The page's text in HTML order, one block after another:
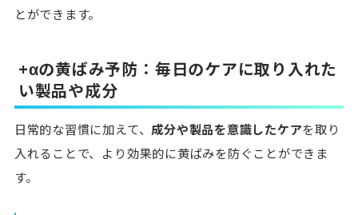
とができます。
+αの黄ばみ予防：毎日のケアに取り入れた
い製品や成分
日常的な習慣に加えて、 成分や製品を意識したケアを取り
入れることで、より効果的に黄ばみを防ぐことができま
す。